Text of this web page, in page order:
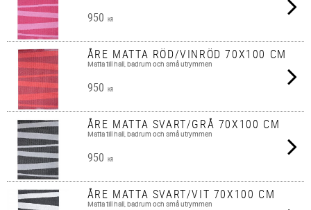
950 KR
ÅRE MATTA RÖD/VINRÖD 70X100 CM
Matta till hall, badrum och små utrymmen
950 KR
ÅRE MATTA SVART/GRÅ 70X100 CM
Matta till hall, badrum och små utrymmen
950 KR
ÅRE MATTA SVART/VIT 70X100 CM
Matta till hall, badrum och små utrymmen